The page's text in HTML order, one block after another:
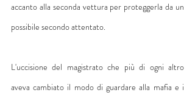
accanto alla seconda vettura per proteggerla da un
possibile secondo attentato.
L'uccisione del magistrato che più di ogni altro
aveva cambiato il modo di guardare alla mafia e i